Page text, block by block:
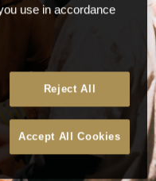
use in accordance
Reject All
Accept All Cookies